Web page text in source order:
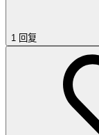
1 回复